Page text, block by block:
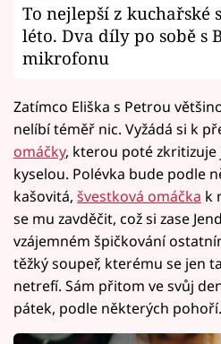
To nejlepší z kuchařské
léto. Dva díly po sobě s
mikrofonu
Zatímco Eliška s Petrou
nelíbí téměř nic. Vyžádá si k
omáčky, kterou poté
kyselou. Polévka bude podle
kašovitá, švestková omáčka k
se mu zavděčit, což si zase
vzájemném špičkování
těžký soupeř, kterému se jen
netrefí. Sám přitom ve svůj
pátek, podle některých pohoří.